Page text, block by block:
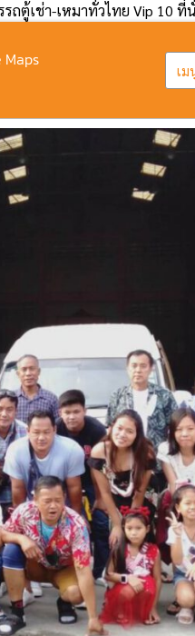
รถตู้เช่า-เหมาทั่วไทย Vip 10 ที่
Maps
เม